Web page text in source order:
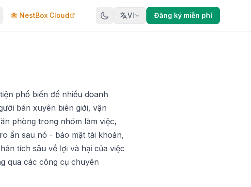
🐝 NestBox Cloud VI Đăng ký miễn phí
phổ biến để nhiều doanh
bán xuyên biên giới, vận
phòng trong nhóm làm việc,
ẩn sau nó - bảo mật tài khoản,
tích sâu về lợi và hại của việc
qua các công cụ chuyên